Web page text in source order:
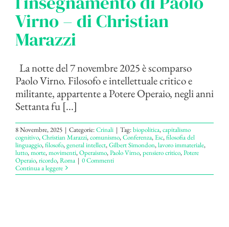
Virno – di Christian
Marazzi
La notte del 7 novembre 2025 è scomparso
Paolo Virno. Filosofo e intellettuale critico e
militante, appartente a Potere Operaio, negli anni
Settanta fu [...]
8 Novembre, 2025 | Categorie:Crinali | Tag:biopolitica,capitalismo
cognitivo,Christian Marazzi,comunismo,Conferenza,Esc,filosofia del
linguaggio,filosofo,general intellect,Gilbert Simondon,lavoro immateriale,
lutto,morte,movimenti,Operaismo,Paolo Virno,pensiero critico,Potere
Operaio,ricordo,Roma | 0 Commenti
Continua a leggere